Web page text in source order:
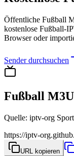
Öffentliche Fußball
kostenlose Fußball-
Browser oder
Sender durchsuchen
Fußball
Quelle: iptv-org
https://iptv-
URL kopieren